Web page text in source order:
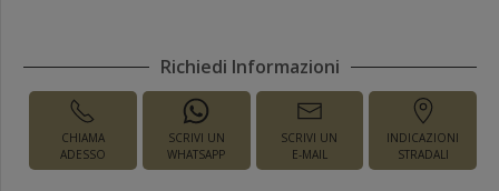
Richiedi Informazioni
CHIAMA
ADESSO
SCRIVI UN
WHATSAPP
SCRIVI UN
E-MAIL
INDICAZIONI
STRADALI